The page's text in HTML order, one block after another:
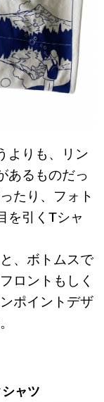
よりも、リン
あるものだっ
たり、フォト
を引くTシャ
、ボトムスで
ロントもしく
ポイントデザ
ャツ